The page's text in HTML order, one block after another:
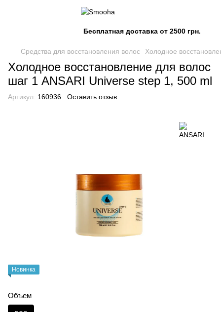
Бесплатная доставка от 2500 грн.
Средства для восстановления волос Холодное
Холодное восстановление для волос
шаг 1 ANSARI Universe step 1, 500 ml
Артикул: 160936 Оставить отзыв
Новинка
Объем